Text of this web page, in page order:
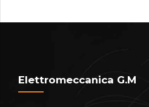
Elettromeccanica G.M